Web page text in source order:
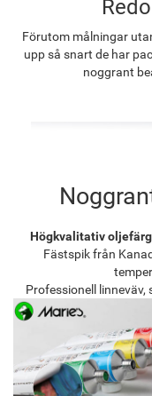
Förutom målningar
upp så snart de har
noggrant
Högkvalitativ oljefärg
Fästspik från
Professionell